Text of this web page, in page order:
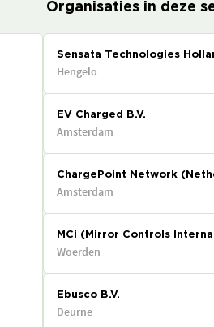
Organisaties in deze
Sensata Technologies
Hengelo
EV Charged B.V.
Amsterdam
ChargePoint Network
Amsterdam
MCi (Mirror Controls
Woerden
Ebusco B.V.
Deurne